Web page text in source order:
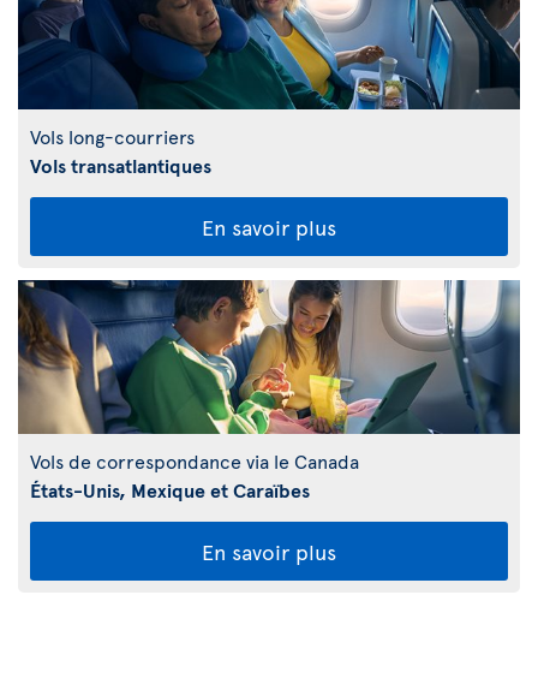
Vols long-courriers
Vols transatlantiques
En savoir plus
Vols de correspondance via le Canada
États-Unis, Mexique et Caraïbes
En savoir plus